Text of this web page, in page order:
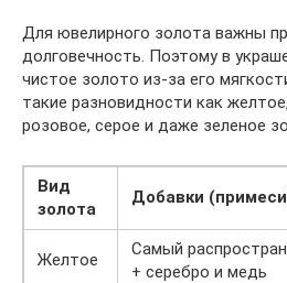
Для ювелирного золота важны
долговечность. Поэтому в
чистое золото из-за его
такие разновидности как
розовое, серое и даже зеленое
Вид
золота
Добавки
Желтое
Самый
+ серебро и медь